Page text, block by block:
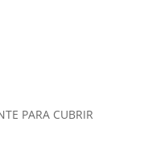
PARA CUBRIR